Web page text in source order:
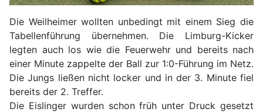
Die Weilheimer wollten unbedingt mit einem Sieg die
Tabellenführung übernehmen. Die Limburg-Kicker
legten auch los wie die Feuerwehr und bereits nach
einer Minute zappelte der Ball zur 1:0-Führung im Netz.
Die Jungs ließen nicht locker und in der 3. Minute fiel
bereits der 2. Treffer.
Die Eislinger wurden schon früh unter Druck gesetzt